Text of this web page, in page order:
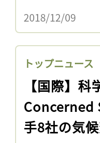
2018/12/09
トップニュース
【国際】
Concerned
手8社の気